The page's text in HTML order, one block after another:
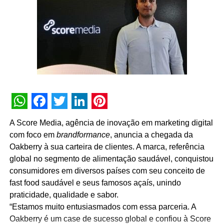
inconsistências e garantindo análises mais confiáveis”,
detalha o CEO. Com isso, espera-se otimizar campanhas,
aumentar tráfego no e-commerce e na loja, estimular uso
do aplicativo e oferecer relatórios sólidos para diretoria e
WhatsApp
Facebook
Twitter
LinkedIn
Pinterest
A Score Media, agência de inovação em marketing digital
com foco em brandformance, anuncia a chegada da
Oakberry à sua carteira de clientes. A marca, referência
global no segmento de alimentação saudável, conquistou
consumidores em diversos países com seu conceito de
fast food saudável e seus famosos açaís, unindo
praticidade, qualidade e sabor.
“Estamos muito entusiasmados com essa parceria. A
Oakberry é um case de sucesso global e confiou à Score